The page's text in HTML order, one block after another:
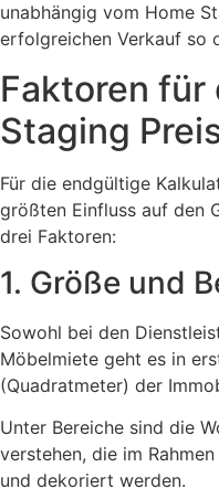
unabhängig vom Home
erfolgreichen Verkauf so
Faktoren für
Staging
Für die endgültige
größten Einfluss auf den
drei Faktoren:
1. Größe und
Sowohl bei den
Möbelmiete geht es in
(Quadratmeter) der
Unter Bereiche sind die
verstehen, die im
und dekoriert werden.